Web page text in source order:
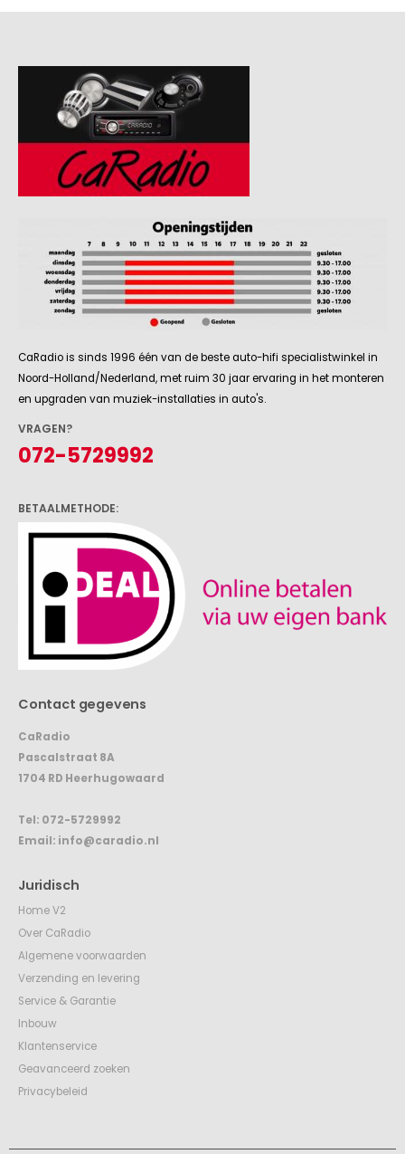
CaRadio is sinds 1996 één van de beste auto-hifi specialistwinkel in
Noord-Holland/Nederland, met ruim 30 jaar ervaring in het monteren
en upgraden van muziek-installaties in auto's.
VRAGEN?
072-5729992
BETAALMETHODE:
Contact gegevens
CaRadio
Pascalstraat 8A
1704 RD Heerhugowaard
Tel: 072-5729992
Email: info@caradio.nl
Juridisch
Home V2
Over CaRadio
Algemene voorwaarden
Verzending en levering
Service & Garantie
Inbouw
Klantenservice
Geavanceerd zoeken
Privacybeleid